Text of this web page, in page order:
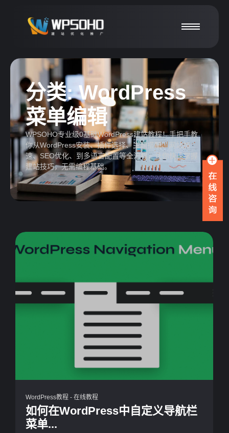
分类:WordPress
菜单编辑
WPSOHO专业级0基础WordPress建站教程！手把手教
你从WordPress安装、插件选择、主题搭配、网站加
速、SEO优化、到多语言配置等全流程，让你快速掌握
建站技巧，无需编程基础。
WordPress教程 - 在线教程
如何在WordPress中自定义导航栏
菜单...